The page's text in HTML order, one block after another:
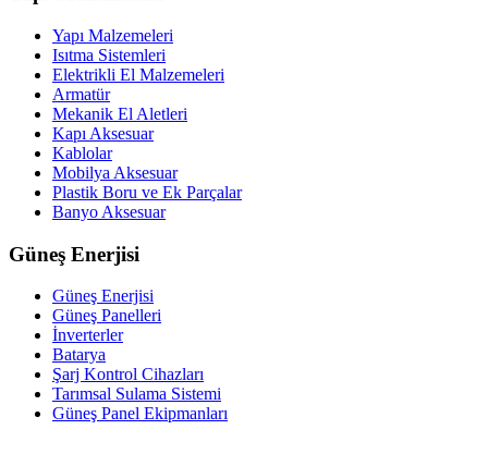
Yapı Malzemeleri
Isıtma Sistemleri
Elektrikli El Malzemeleri
Armatür
Mekanik El Aletleri
Kapı Aksesuar
Kablolar
Mobilya Aksesuar
Plastik Boru ve Ek Parçalar
Banyo Aksesuar
Güneş Enerjisi
Güneş Enerjisi
Güneş Panelleri
İnverterler
Batarya
Şarj Kontrol Cihazları
Tarımsal Sulama Sistemi
Güneş Panel Ekipmanları